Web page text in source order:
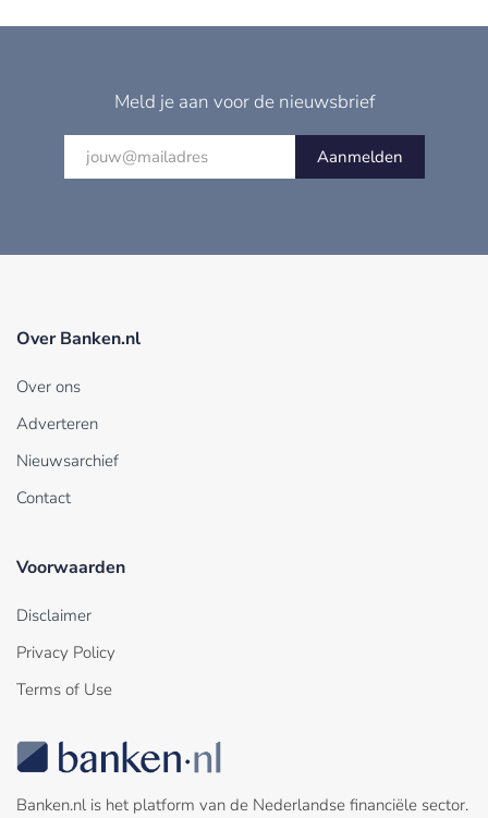
Meld je aan voor de nieuwsbrief
Aanmelden
Over Banken.nl
Over ons
Adverteren
Nieuwsarchief
Contact
Voorwaarden
Disclaimer
Privacy Policy
Terms of Use
Banken.nl is het platform van de Nederlandse financiële sector.